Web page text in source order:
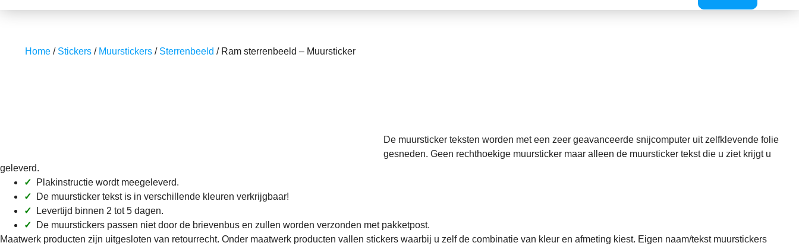
Home / Stickers / Muurstickers / Sterrenbeeld / Ram sterrenbeeld – Muursticker
De muursticker teksten worden met een zeer geavanceerde snijcomputer uit zelfklevende folie
gesneden. Geen rechthoekige muursticker maar alleen de muursticker tekst die u ziet krijgt u
geleverd.
✓ Plakinstructie wordt meegeleverd.
✓ De muursticker tekst is in verschillende kleuren verkrijgbaar!
✓ Levertijd binnen 2 tot 5 dagen.
✓ De muurstickers passen niet door de brievenbus en zullen worden verzonden met pakketpost.
Maatwerk producten zijn uitgesloten van retourrecht. Onder maatwerk producten vallen stickers waarbij u zelf de combinatie van kleur en afmeting kiest. Eigen naam/tekst muurstickers